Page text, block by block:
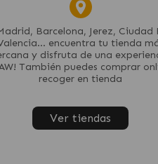
Barcelona, Jerez, Ciudad
encuentra tu tienda
y disfruta de una
También puedes comprar
recoger en tienda
Ver tiendas